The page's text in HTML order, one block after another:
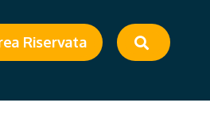
Riservata